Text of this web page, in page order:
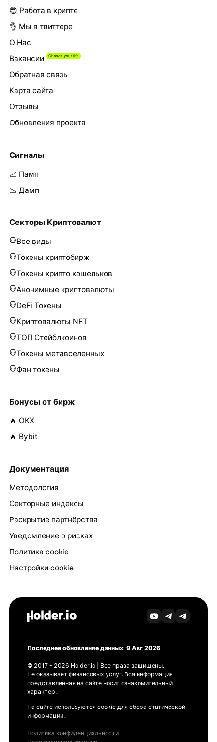
😎 Работа в крипте
👌 Мы в твиттере
О Нас
Вакансии
Обратная связь
Карта сайта
Отзывы
Обновления проекта
Сигналы
📈 Памп
📉 Дамп
Секторы Криптовалют
Все виды
Токены криптобирж
Токены крипто кошельков
Анонимные криптовалюты
DeFi Токены
Криптовалюты NFT
ТОП Стейблкоинов
Токены метавселенных
Фан токены
Бонусы от бирж
🔥 OKX
🔥 Bybit
Документация
Методология
Секторные индексы
Раскрытие партнёрства
Уведомление о рисках
Политика cookie
Настройки cookie
Последнее обновление данных: 9 Авг 2026
© 2017 - 2026 Holder.io | Все права защищены.
Не оказывает финансовых услуг. Вся информация
представленная на сайте носит ознакомительный
характер.
На сайте используются cookie для сбора статической
информации.
Политика конфиденциальности